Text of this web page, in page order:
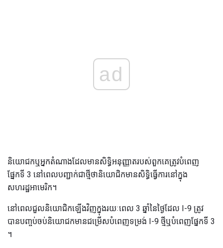
ad
និយោជកឬអ្នកតំណាងដែលមានសិទ្ធិអនុញ្ញាតរបស់ពួកគេត្រូវបំពេញ
ផ្នែកទី 3 នៅពេលបញ្ជាក់ជាថ្មីថានិយោជិកមានសិទ្ធិធ្វើការនៅក្នុង
សហរដ្ឋអាមេរិក។
នៅពេលជួលនិយោជិកឡើងវិញក្នុងរយៈពេល 3 ឆ្នាំនៃថ្ងៃដែល I-9 ត្រូវ
បានបញ្ចប់ចប់និយោជកមានជម្រើសបំពេញទម្រង់ I-9 ថ្មីឬបំពេញផ្នែកទី 3
។